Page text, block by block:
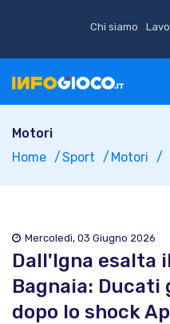
Chi siamo
Motori
Home
Sport Motori
Mercoledì, 03 Giugno 2026
Dall'Igna esalta
Bagnaia: Ducati
dopo lo shock